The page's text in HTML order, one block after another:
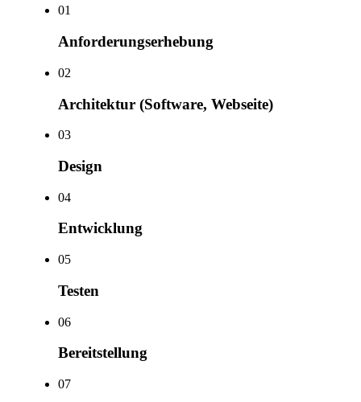
01
Anforderungserhebung
02
Architektur (Software, Webseite)
03
Design
04
Entwicklung
05
Testen
06
Bereitstellung
07